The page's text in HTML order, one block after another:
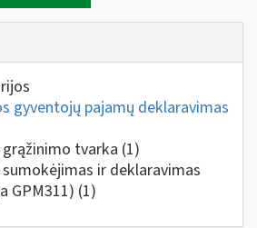
gyventojų pajamų deklaravimas
tvarka (1)
ir deklaravimas
GPM311) (1)